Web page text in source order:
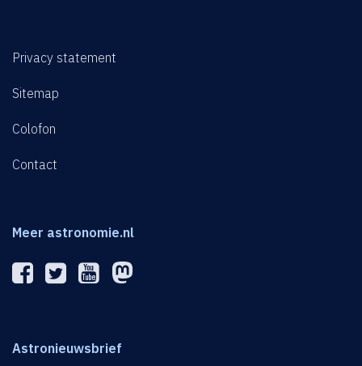
Privacy statement
Sitemap
Colofon
Contact
Meer astronomie.nl
Astronieuwsbrief